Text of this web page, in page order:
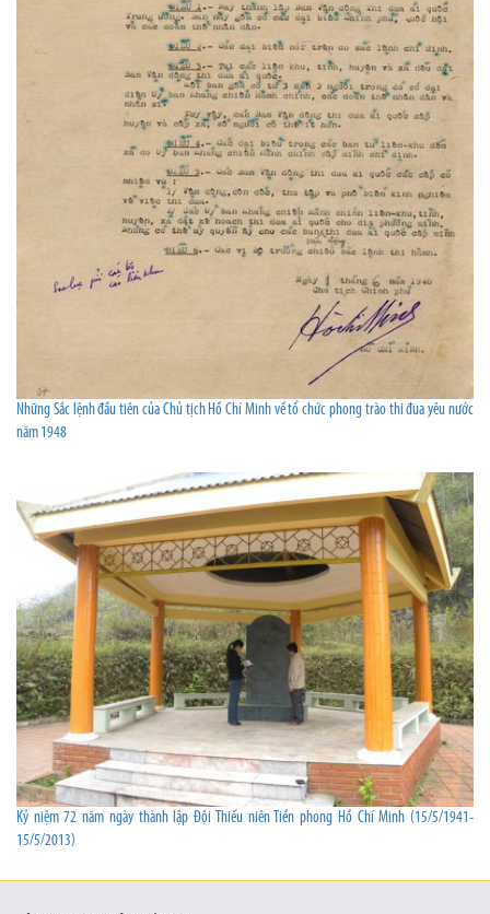
Những Sắc lệnh đầu tiên của Chủ tịch Hồ Chí Minh về tổ chức phong trào thi đua yêu nước
năm 1948
Kỷ niệm 72 năm ngày thành lập Đội Thiếu niên Tiền phong Hồ Chí Minh (15/5/1941-
15/5/2013)